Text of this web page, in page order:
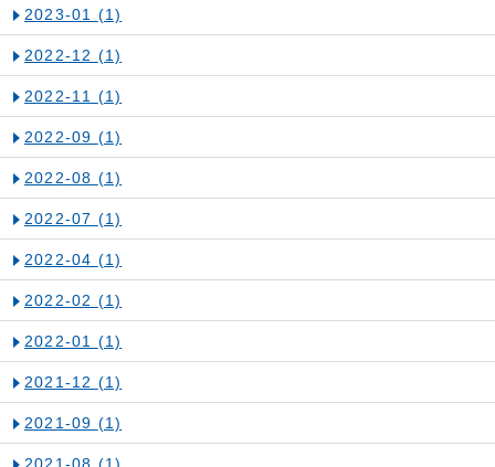
2023-01 (1)
2022-12 (1)
2022-11 (1)
2022-09 (1)
2022-08 (1)
2022-07 (1)
2022-04 (1)
2022-02 (1)
2022-01 (1)
2021-12 (1)
2021-09 (1)